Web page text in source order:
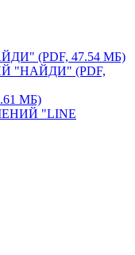
(PDF, 47.54 МБ)
"НАЙДИ" (PDF,
МБ)
"LINE